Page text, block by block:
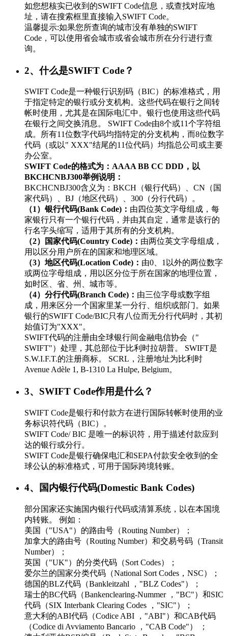
如您想核实已收到的SWIFT Code信息，或查找对应地
址，请在搜索框里直接输入SWIFT Code。
温馨提示:如果您所查询的城市没有单独的SWIFT
Code，可以使用省会城市或省会城市所在分行进行查
询。
2、什么是SWIFT Code？
SWIFT Code是一种银行识别码（BIC）的标准格式，用
于指定特定的银行或分支机构。这些代码在银行之间转
帐时使用，尤其是在国际电汇中。银行也使用这些代码
在银行之间交换消息。 SWIFT Code由8个或11个字符组
成。所有11位数字代码均指特定的分支机构，而8位数字
代码（或以" XXX"结尾的11位代码）均指总公司或主要
办公室。
SWIFT Code的格式为：AAAA BB CC DDD，以
BKCHCNBJ300举例说明：
BKCHCNBJ300含义为：BKCH（银行代码）、CN（国
家代码）、BJ（地区代码）、300（分行代码）。
（1）银行代码(Bank Code)： 由四位英文字母组成，每
家银行只有一个银行代码，并由其自定，通常是该行的
行名字头缩写，适用于其所有的分支机构。
（2）国家代码(Country Code)： 由两位英文字母组成，
用以区分用户所在的国家和地理区域。
（3）地区代码(Location Code)： 由0、1以外的两位数字
或两位字母组成，用以区分位于所在国家的地理位置，
如时区、省、州、城市等。
（4）分行代码(Branch Code)： 由三位字母或数字组
成，用来区分一个国家里某一分行、组织或部门。如果
银行的SWIFT Code/BIC只有八位而无分行代码时，其初
始值订为"XXX"。
SWIFT代码的注册由全球银行间金融电信协会（"
SWIFT"）处理，其总部位于比利时拉胡普。 SWIFT是
S.W.I.F.T.的注册商标。 SCRL，注册地址为比利时
Avenue Adèle 1, B-1310 La Hulpe, Belgium。
3、SWIFT Code作用是什么？
SWIFT Code是银行和付款方在进行国际转帐时使用的业
务标识符代码（BIC）。
SWIFT Code/ BIC 是唯一的标识符，用于描述付款应到
达的银行或分行。
SWIFT Code是银行确保电汇和SEPA付款安全收到的全
球公认的标准格式，可用于国际跨境转账。
4、国内银行代码(Domestic Bank Codes)
部分国家还实施国内银行代码或清算系统，以在本国境
内转账。 例如：
美国（"USA"）的路由号（Routing Number）；
加拿大的路由号（Routing Number）和交易号码（Transit
Number）；
英国（"UK"）的分类代码（Sort Codes）；
爱尔兰的国家分类代码（National Sort Codes，NSC）；
德国的BLZ代码（Bankleitzahl ，"BLZ Codes"）；
瑞士的BC代码（Bankenclearing-Nummer ，"BC"）和SIC
代码（SIX Interbank Clearing Codes ，"SIC"）；
意大利的ABI代码（Codice ABI ，"ABI"）和CAB代码
（Codice di Avviamento Bancario ，"CAB Code"） ；